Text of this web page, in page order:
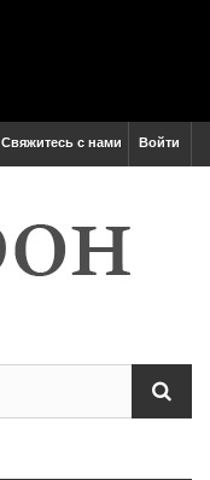
Войти
Свяжитесь с нами